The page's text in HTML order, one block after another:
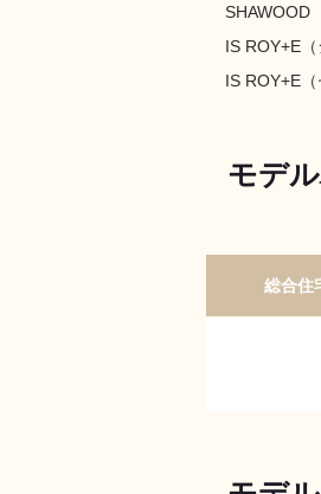
SHAWOOD
IS ROY+E（
IS ROY+E（
モデ
総合住